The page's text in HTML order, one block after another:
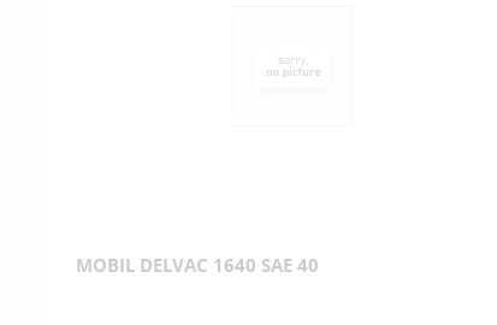
MOBIL DELVAC 1640 SAE 40